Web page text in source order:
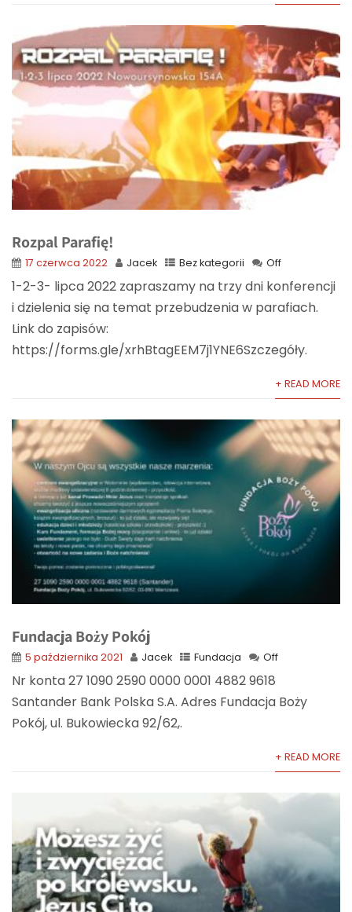
Rozpal Parafię!
17 czerwca 2022 Jacek Bez kategorii Off
1-2-3- lipca 2022 zapraszamy na trzy dni konferencji
i dzielenia się na temat przebudzenia w parafiach.
Link do zapisów:
https://forms.gle/xrhBtagEEM7j1YNE6Szczegóły.
+ READ MORE
Fundacja Boży Pokój
5 października 2021 Jacek Fundacja Off
Nr konta 27 1090 2590 0000 0001 4882 9618
Santander Bank Polska S.A. Adres Fundacja Boży
Pokój, ul. Bukowiecka 92/62,.
+ READ MORE